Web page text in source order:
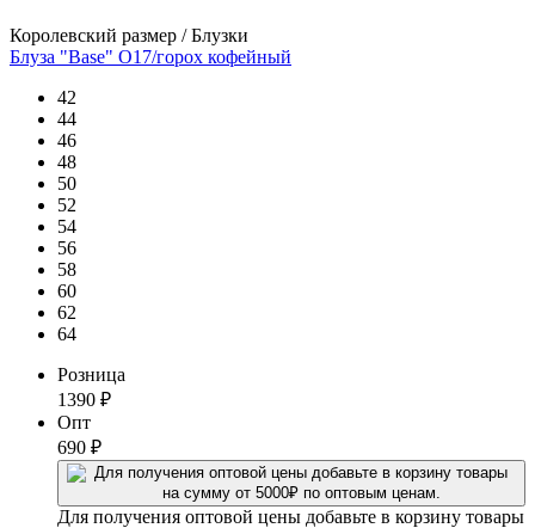
Королевский размер / Блузки
Блуза "Base" О17/горох кофейный
42
44
46
48
50
52
54
56
58
60
62
64
Розница
1390 ₽
Опт
690 ₽
Для получения оптовой цены добавьте в корзину товары